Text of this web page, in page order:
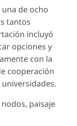
de ocho
tantos
incluyó
opciones y
con la
cooperación
paisaje